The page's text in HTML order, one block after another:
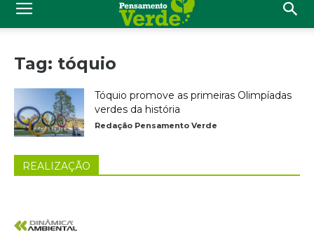
Tag: tóquio
Tóquio promove as primeiras Olimpíadas
verdes da história
Redação Pensamento Verde
REALIZAÇÃO